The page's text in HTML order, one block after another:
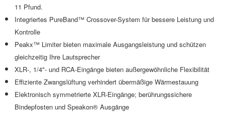
11 Pfund.
Integriertes PureBand™ Crossover-System für bessere Leistung und
Kontrolle
Peakx™ Limiter bieten maximale Ausgangsleistung und schützen
gleichzeitig Ihre Lautsprecher
XLR-, 1/4"- und RCA-Eingänge bieten außergewöhnliche Flexibilität
Effiziente Zwangslüftung verhindert übermäßige Wärmestauung
Elektronisch symmetrierte XLR-Eingänge; berührungssichere
Bindepfosten und Speakon® Ausgänge